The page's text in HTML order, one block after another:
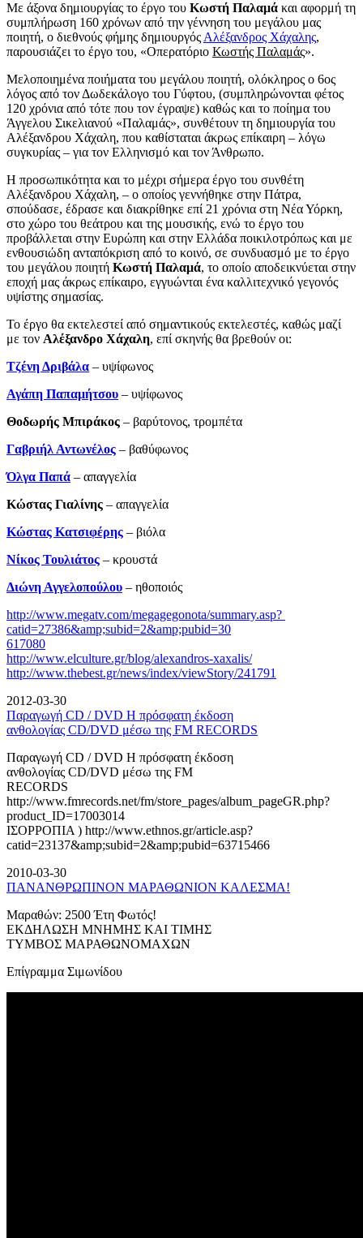
Με άξονα δημιουργίας το έργο του Κωστή Παλαμά και αφορμή τη
συμπλήρωση 160 χρόνων από την γέννηση του μεγάλου μας
ποιητή, ο διεθνούς φήμης δημιουργός Αλέξανδρος Χάχαλης,
παρουσιάζει το έργο του, «Οπερατόριο Κωστής Παλαμάς».
Μελοποιημένα ποιήματα του μεγάλου ποιητή, ολόκληρος ο 6ος
λόγος από τον Δωδεκάλογο του Γύφτου, (συμπληρώνονται φέτος
120 χρόνια από τότε που τον έγραψε) καθώς και το ποίημα του
Άγγελου Σικελιανού «Παλαμάς», συνθέτουν τη δημιουργία του
Αλέξανδρου Χάχαλη, που καθίσταται άκρως επίκαιρη – λόγω
συγκυρίας – για τον Ελληνισμό και τον Άνθρωπο.
Η προσωπικότητα και το μέχρι σήμερα έργο του συνθέτη
Αλέξανδρου Χάχαλη, – ο οποίος γεννήθηκε στην Πάτρα,
σπούδασε, έδρασε και διακρίθηκε επί 21 χρόνια στη Νέα Υόρκη,
στο χώρο του θεάτρου και της μουσικής, ενώ το έργο του
προβάλλεται στην Ευρώπη και στην Ελλάδα ποικιλοτρόπως και με
ενθουσιώδη ανταπόκριση από το κοινό, σε συνδυασμό με το έργο
του μεγάλου ποιητή Κωστή Παλαμά, το οποίο αποδεικνύεται στην
εποχή μας άκρως επίκαιρο, εγγυώνται ένα καλλιτεχνικό γεγονός
υψίστης σημασίας.
Το έργο θα εκτελεστεί από σημαντικούς εκτελεστές, καθώς μαζί
με τον Αλέξανδρο Χάχαλη, επί σκηνής θα βρεθούν οι:
Τζένη Δριβάλα – υψίφωνος
Αγάπη Παπαμήτσου – υψίφωνος
Θοδωρής Μπιράκος – βαρύτονος, τρομπέτα
Γαβριήλ Αντωνέλος – βαθύφωνος
Όλγα Παπά – απαγγελία
Κώστας Γιαλίνης ­– απαγγελία
Κώστας Κατσιφέρης – βιόλα
Νίκος Τουλιάτος – κρουστά
Διώνη Αγγελοπούλου – ηθοποιός
http://www.megatv.com/megagegonota/summary.asp?
catid=27386&amp;subid=2&amp;pubid=30
617080
http://www.elculture.gr/blog/alexandros-xaxalis/
http://www.thebest.gr/news/index/viewStory/241791
2012-03-30
Παραγωγή CD / DVD Η πρόσφατη έκδοση
ανθολογίας CD/DVD μέσω της FM RECORDS
Παραγωγή CD / DVD Η πρόσφατη έκδοση
ανθολογίας CD/DVD μέσω της FM
RECORDS
http://www.fmrecords.net/fm/store_pages/album_pageGR.php?
product_ID=17003014
ΙΣΟΡΡΟΠΙΑ ) http://www.ethnos.gr/article.asp?
catid=23137&amp;subid=2&amp;pubid=63715466
2010-03-30
ΠΑΝΑΝΘΡΩΠΙΝΟΝ ΜΑΡΑΘΩΝΙΟΝ ΚΑΛΕΣΜΑ!
Μαραθών: 2500 Έτη Φωτός!
ΕΚΔΗΛΩΣΗ ΜΝΗΜΗΣ ΚΑΙ ΤΙΜΗΣ
ΤΥΜΒΟΣ ΜΑΡΑΘΩΝΟΜΑΧΩΝ
Επίγραμμα Σιμωνίδου